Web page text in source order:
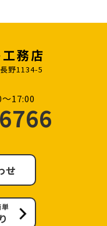
務店
野1134-5
17:00
せ